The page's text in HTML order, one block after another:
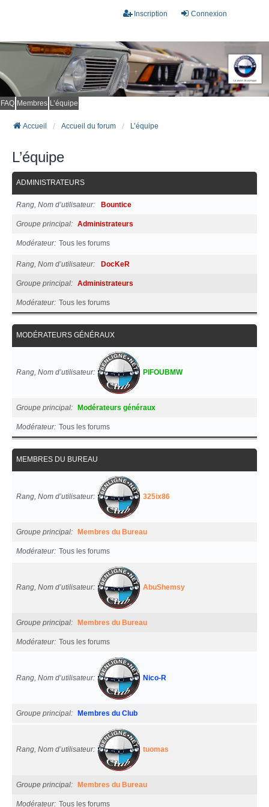
Connexion
Inscription
FAQ Membres L’équipe
Accueil Accueil du forum L’équipe
L’équipe
ADMINISTRATEURS
Rang, Nom d’utilisateur Bountice
Groupe principal Administrateurs
Modérateur Tous les forums
Rang, Nom d’utilisateur DocKeR
Groupe principal Administrateurs
Modérateur Tous les forums
MODÉRATEURS GÉNÉRAUX
Rang, Nom d’utilisateur PIFOUBMW
Groupe principal Modérateurs généraux
Modérateur Tous les forums
MEMBRES DU BUREAU
Rang, Nom d’utilisateur 325ix86
Groupe principal Membres du Bureau
Modérateur Tous les forums
Rang, Nom d’utilisateur AbuShemsy
Groupe principal Membres du Bureau
Modérateur Tous les forums
Rang, Nom d’utilisateur Nico-R
Groupe principal Membres du Club
Rang, Nom d’utilisateur tuomas
Groupe principal Membres du Bureau
Modérateur Tous les forums